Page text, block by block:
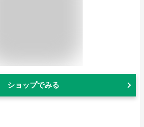
ショップでみる